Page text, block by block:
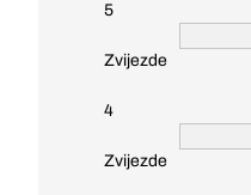
5
Zvijezde
4
Zvijezde